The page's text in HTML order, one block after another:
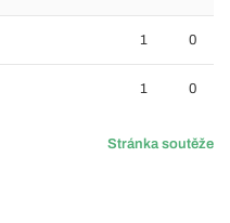
1 0
1 0
Stránka soutěže